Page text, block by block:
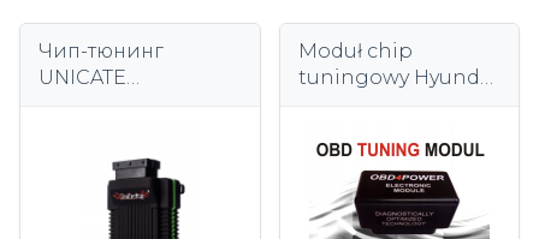
Чип-тюнинг
UNICATE
БЕНЗИНА CR
Moduł chip
tuningowy Hyundai
Tuscon